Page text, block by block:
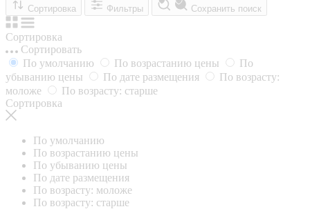
Сортировка
Фильтры Сохранить поиск
Сортировка
Сортировать
По умолчанию
По возрастанию цены
По
убыванию цены
По дате размещения
По возрасту:
моложе
По возрасту: старше
Сортировка
По умолчанию
По возрастанию цены
По убыванию цены
По дате размещения
По возрасту: моложе
По возрасту: старше